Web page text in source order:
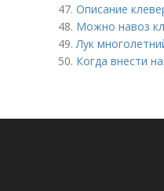
47. Описание
48. Можно навоз
49.Лук
50. Когда внести